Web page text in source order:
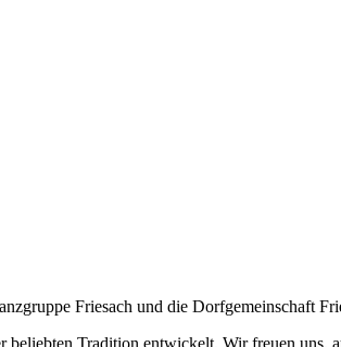
Friesach und die Dorfgemeinschaft
Tradition entwickelt. Wir freuen uns,